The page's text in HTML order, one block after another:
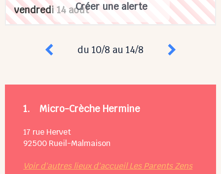
Créer une alerte
vendredi 14 août
du 10/8 au 14/8
1. Micro-Crèche Hermine
17 rue Hervet
92500 Rueil-Malmaison
Voir d'autres lieux d'accueil Les Parents Zens